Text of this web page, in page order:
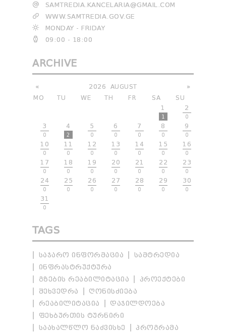
SAMTREDIA.KANCELARIA@GMAIL.COM
WWW.SAMTREDIA.GOV.GE
MONDAY - FRIDAY
09:00 - 18:00
ARCHIVE
« »
2026
AUGUST
MO
TU WE TH FR SA
SU
1
1
2
0
3
0
4
2
5
0
6
0
7
0
8
0
9
0
10
0
11
0
12
0
13
0
14
0
15
0
16
0
17
0
18
0
19
0
20
0
21
0
22
0
23
0
24
0
25
0
26
0
27
0
28
0
29
0
30
0
31
0
TAGS
ᲡᲐᲯᲐᲠᲝ ᲘᲜᲤᲝᲠᲛᲐᲪᲘᲐ
ᲡᲐᲛᲢᲠᲔᲓᲘᲐ
ᲘᲜᲤᲠᲐᲡᲢᲠᲣᲥᲢᲣᲠᲐ
ᲒᲖᲔᲑᲘᲡ ᲠᲔᲐᲑᲘᲚᲘᲢᲐᲪᲘᲐ
ᲞᲠᲝᲔᲥᲢᲔᲑᲘ
ᲨᲔᲮᲕᲔᲓᲠᲐ
ᲦᲝᲜᲘᲡᲫᲘᲔᲑᲐ
ᲠᲔᲐᲑᲘᲚᲘᲢᲐᲪᲘᲐ
ᲓᲐᲯᲘᲚᲓᲝᲔᲑᲐ
ᲤᲔᲮᲑᲣᲠᲗᲘᲡ ᲢᲣᲠᲜᲘᲠᲘ
ᲡᲐᲐᲮᲐᲚᲬᲚᲝ ᲜᲐᲫᲕᲘᲡᲮᲔ
ᲞᲠᲝᲒᲠᲐᲛᲐ